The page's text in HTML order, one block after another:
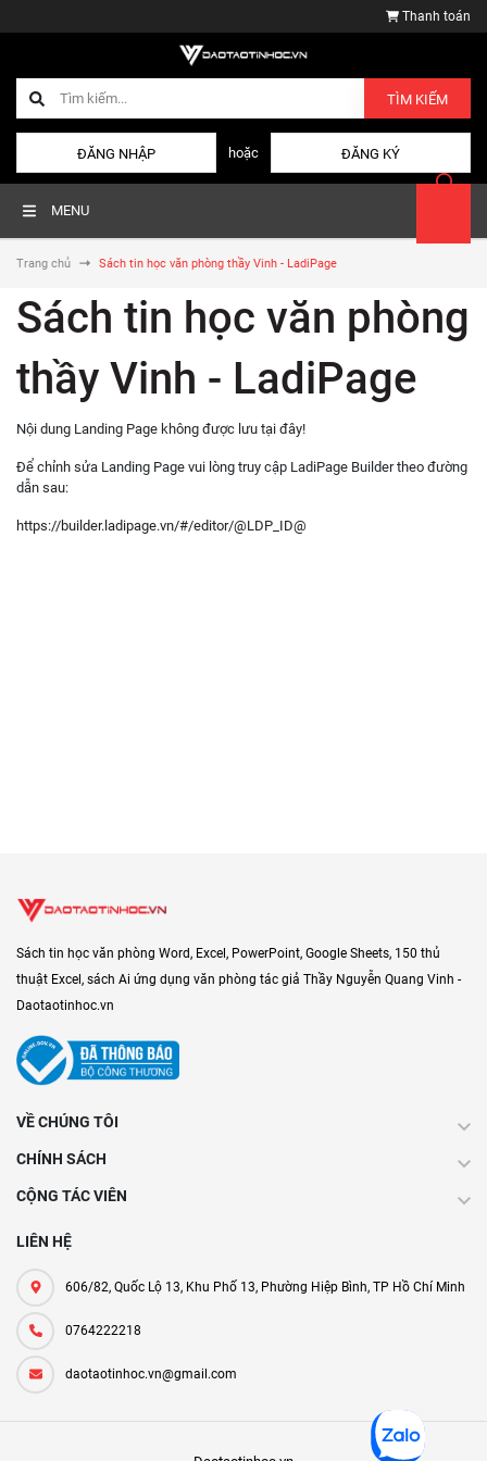
Thanh toán
TÌM KIẾM
ĐĂNG NHẬP hoặc ĐĂNG KÝ
MENU
Trang chủ Sách tin học văn phòng thầy Vinh - LadiPage
Sách tin học văn phòng
thầy Vinh - LadiPage
Nội dung Landing Page không được lưu tại đây!
Để chỉnh sửa Landing Page vui lòng truy cập LadiPage Builder theo đường
dẫn sau:
https://builder.ladipage.vn/#/editor/@LDP_ID@
Sách tin học văn phòng Word, Excel, PowerPoint, Google Sheets, 150 thủ
thuật Excel, sách Ai ứng dụng văn phòng tác giả Thầy Nguyễn Quang Vinh -
Daotaotinhoc.vn
VỀ CHÚNG TÔI
CHÍNH SÁCH
CỘNG TÁC VIÊN
LIÊN HỆ
606/82, Quốc Lộ 13, Khu Phố 13, Phường Hiệp Bình, TP Hồ Chí Minh
0764222218
daotaotinhoc.vn@gmail.com